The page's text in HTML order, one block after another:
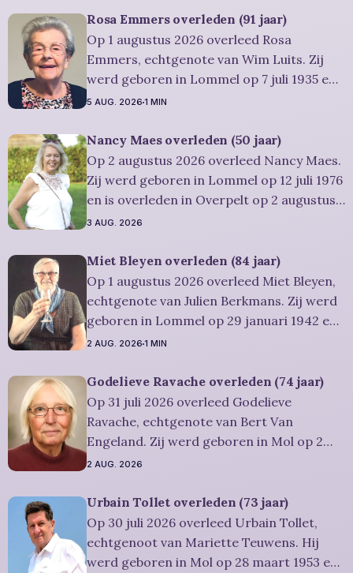
jaar. Rouwbericht Severens: Er is
gelegenheid om in alle rust en stilte
persoonlijk
Rosa Emmers overleden (91 jaar)
Op 1 augustus 2026 overleed Rosa
Emmers, echtgenote van Wim Luits. Zij
werd geboren in Lommel op 7 juli 1935 en
is overleden in Leopoldsburg op 1
Leopoldsburg en werd 91 jaar.
Rouwbericht Severens: De
afscheidsplechtigheid van Rosa zal in
intieme kring plaatsvinden. Er
5 AUG. 2026 1 MIN
Nancy Maes overleden (50 jaar)
Op 2 augustus 2026 overleed Nancy Maes.
Zij werd geboren in Lommel op 12 juli 1976
en is overleden in Overpelt op 2 augustus
2026. Ze was woonachtig in Lommel en
afscheidsplechtigheid vindt plaats in
besloten kring. Er is gelegenheid om in alle
rust
3 AUG. 2026
Miet Bleyen overleden (84 jaar)
Op 1 augustus 2026 overleed Miet Bleyen,
echtgenote van Julien Berkmans. Zij werd
geboren in Lommel op 29 januari 1942 en
is overleden in Lommel op 1 augustus
werd 84 jaar. Rouwbericht Severens: De
uitvaartdienst zal in besloten kring
plaatshebben. U kan Miet
2 AUG. 2026 1 MIN
Godelieve Ravache overleden (74 jaar)
Op 31 juli 2026 overleed Godelieve
Ravache, echtgenote van Bert Van
Engeland. Zij werd geboren in Mol op 2
juni 1952 en is overleden in Lommel op 31
werd 74 jaar. Rouwbericht Severens: De
afscheidsviering heeft plaats in besloten
kring. U kan
2 AUG. 2026
Urbain Tollet overleden (73 jaar)
Op 30 juli 2026 overleed Urbain Tollet,
echtgenoot van Mariette Teuwens. Hij
werd geboren in Mol op 28 maart 1953 en